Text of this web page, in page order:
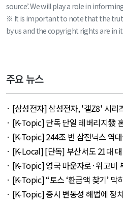
source’. We will play a role in
※ It is important to note that the
by us and the copyright rights are in
주요 뉴스
· [삼성전자] 삼성전자, '갤Z8' 시리
라' 257만 7300원 외 51건 -
· [K-Topic] 단독 단일 레버리지發
거래 강행 외 71건 - August 6, 2026
· [K-Topic] 244조 번 삼전닉스 역
21건 - August 6, 2026
· [K-Local] [단독] 부산서도 21대
14건 - August 6, 2026
· [K-Topic] 영국 마운자로·위고비
관 사례 153건 외 50건 - August 6,
· [K-Topic] “토스 ‘환급액 찾기’
August 6, 2026
· [K-Topic] 증시 변동성 해법에 정